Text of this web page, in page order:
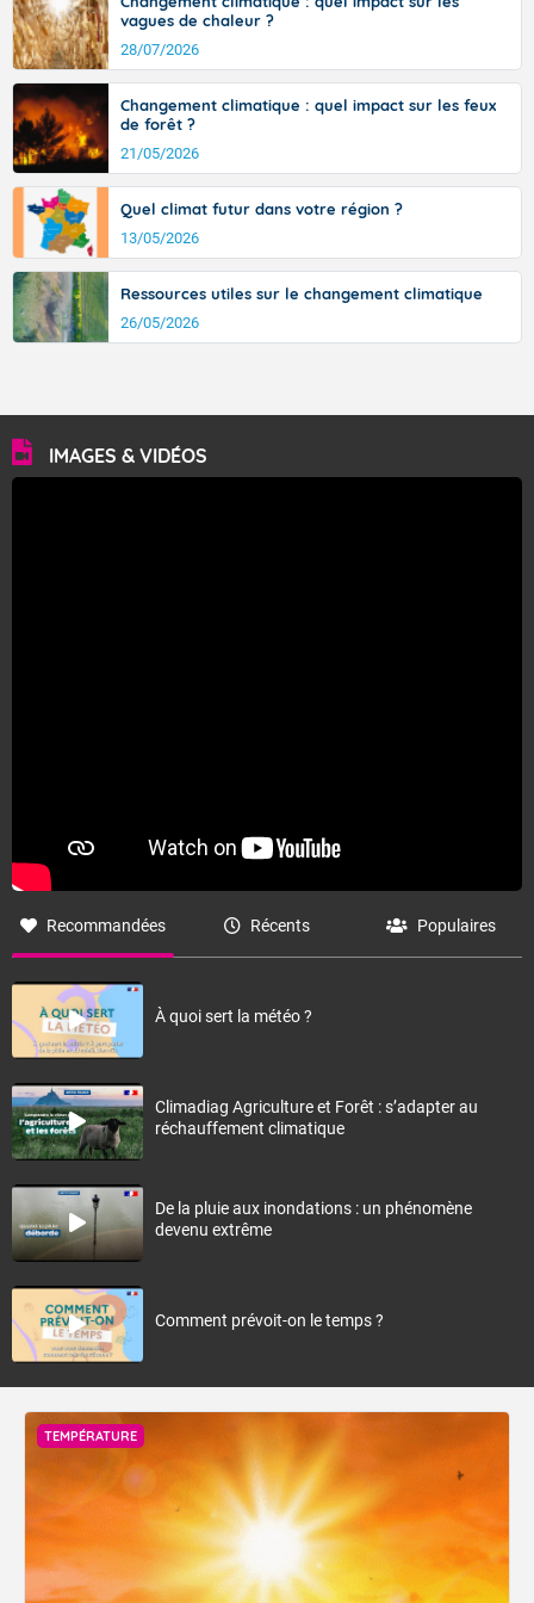
vagues de chaleur ?
28/07/2026
Changement climatique : quel impact sur les feux
de forêt ?
21/05/2026
Quel climat futur dans votre région ?
13/05/2026
Ressources utiles sur le changement climatique
26/05/2026
IMAGES & VIDÉOS
Recommandées Récents Populaires
À quoi sert la météo ?
Climadiag Agriculture et Forêt : s’adapter au
réchauffement climatique
De la pluie aux inondations : un phénomène
devenu extrême
Comment prévoit-on le temps ?
TEMPÉRATURE